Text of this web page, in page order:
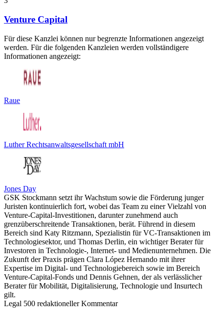
Venture Capital
Für diese Kanzlei können nur begrenzte Informationen angezeigt
werden. Für die folgenden Kanzleien werden vollständigere
Informationen angezeigt:
Raue
Luther Rechtsanwaltsgesellschaft mbH
Jones Day
GSK Stockmann setzt ihr Wachstum sowie die Förderung junger
Juristen kontinuierlich fort, wobei das Team zu einer Vielzahl von
Venture-Capital-Investitionen, darunter zunehmend auch
grenzüberschreitende Transaktionen, berät. Führend in diesem
Bereich sind Katy Ritzmann, Spezialistin für VC-Transaktionen im
Technologiesektor, und Thomas Derlin, ein wichtiger Berater für
Investoren in Technologie-, Internet- und Medienunternehmen. Die
Zukunft der Praxis prägen Clara López Hernando mit ihrer
Expertise im Digital- und Technologiebereich sowie im Bereich
Venture-Capital-Fonds und Dennis Gehnen, der als verlässlicher
Berater für Mobilität, Digitalisierung, Technologie und Insurtech
gilt.
Legal 500 redaktioneller Kommentar